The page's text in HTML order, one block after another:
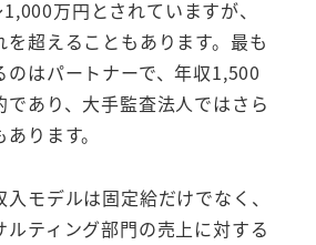
万円とされていますが、
超えることもあります。最も
のはパートナーで、年収1,500
であり、大手監査法人ではさら
ります。
モデルは固定給だけでなく、
ルティング部門の売上に対する